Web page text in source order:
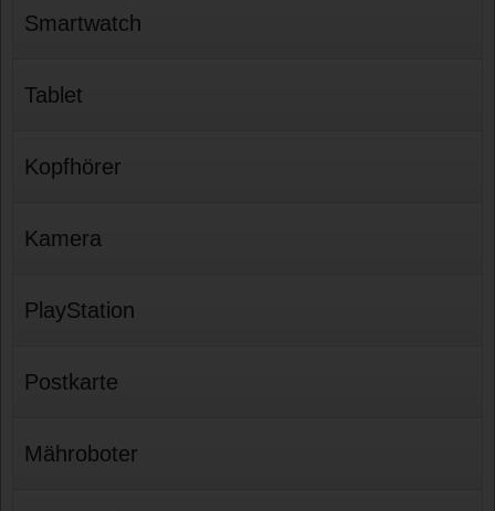
Smartwatch
Tablet
Kopfhörer
Kamera
PlayStation
Postkarte
Mähroboter